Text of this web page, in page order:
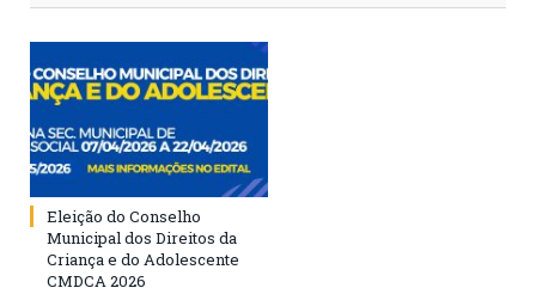
Eleição do Conselho
Municipal dos Direitos da
Criança e do Adolescente
CMDCA 2026